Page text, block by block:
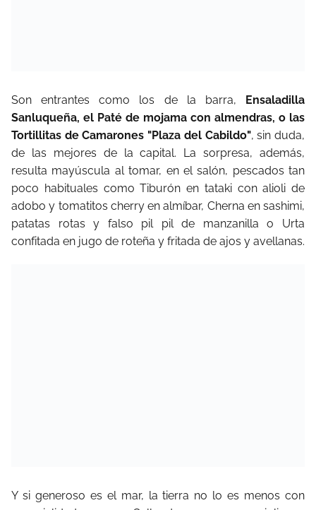
Son entrantes como los de la barra,
Ensaladilla
Sanluqueña, el Paté de mojama con almendras, o las
Tortillitas de Camarones "Plaza del Cabildo", sin duda,
de las mejores de la capital. La sorpresa, además,
resulta mayúscula al tomar, en el salón, pescados tan
poco habituales como Tiburón en tataki con alioli de
adobo y tomatitos cherry en almíbar, Cherna en sashimi,
patatas rotas y falso pil pil de manzanilla o Urta
confitada en jugo de roteña y fritada de ajos y avellanas.
Y si generoso es el mar, la tierra no lo es menos con